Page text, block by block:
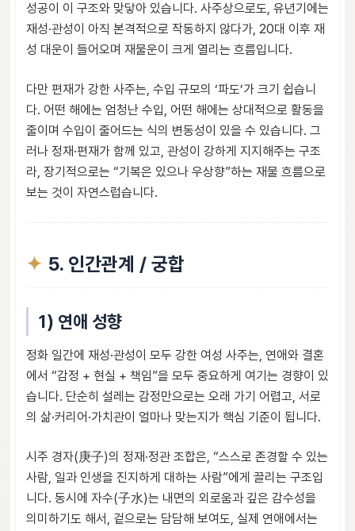
성공이 이 구조와 맞닿아 있습니다. 사주상으로도, 유년기에는
재성·관성이 아직 본격적으로 작동하지 않다가, 20대 이후 재
성 대운이 들어오며 재물운이 크게 열리는 흐름입니다.
다만 편재가 강한 사주는, 수입 규모의 ‘파도’가 크기 쉽습니
다. 어떤 해에는 엄청난 수입, 어떤 해에는 상대적으로 활동을
줄이며 수입이 줄어드는 식의 변동성이 있을 수 있습니다. 그
러나 정재·편재가 함께 있고, 관성이 강하게 지지해주는 구조
라, 장기적으로는 “기복은 있으나 우상향”하는 재물 흐름으로
보는 것이 자연스럽습니다.
5. 인간관계 / 궁합
1) 연애 성향
정화 일간에 재성·관성이 모두 강한 여성 사주는, 연애와 결혼
에서 “감정 + 현실 + 책임”을 모두 중요하게 여기는 경향이 있
습니다. 단순히 설레는 감정만으로는 오래 가기 어렵고, 서로
의 삶·커리어·가치관이 얼마나 맞는지가 핵심 기준이 됩니다.
시주 경자(庚子)의 정재·정관 조합은, “스스로 존경할 수 있는
사람, 일과 인생을 진지하게 대하는 사람”에게 끌리는 구조입
니다. 동시에 자수(子水)는 내면의 외로움과 깊은 감수성을
의미하기도 해서, 겉으로는 담담해 보여도, 실제 연애에서는